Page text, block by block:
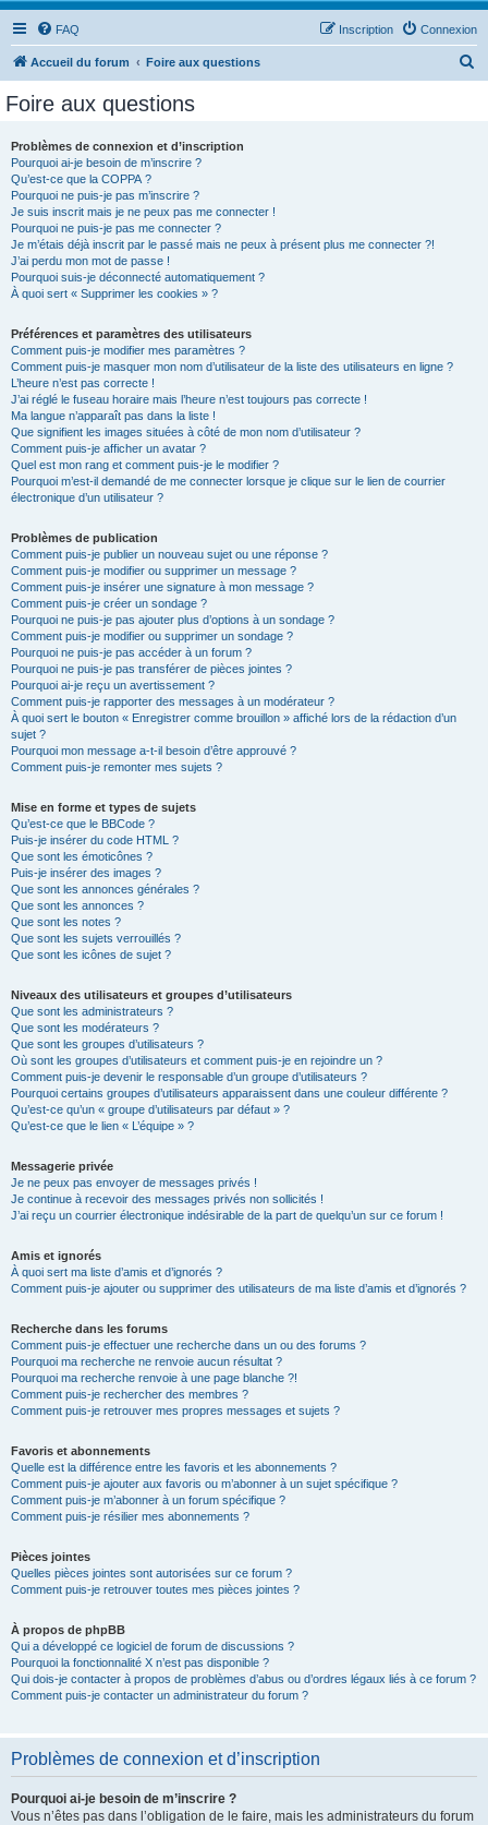
FAQ Connexion
Inscription
Accueil du forum Foire aux questions
Foire aux questions
Problèmes de connexion et d’inscription
Pourquoi ai-je besoin de m’inscrire ?
Qu’est-ce que la COPPA ?
Pourquoi ne puis-je pas m’inscrire ?
Je suis inscrit mais je ne peux pas me connecter !
Pourquoi ne puis-je pas me connecter ?
Je m’étais déjà inscrit par le passé mais ne peux à présent plus me connecter ?!
J’ai perdu mon mot de passe !
Pourquoi suis-je déconnecté automatiquement ?
À quoi sert « Supprimer les cookies » ?
Préférences et paramètres des utilisateurs
Comment puis-je modifier mes paramètres ?
Comment puis-je masquer mon nom d’utilisateur de la liste des utilisateurs en ligne ?
L’heure n’est pas correcte !
J’ai réglé le fuseau horaire mais l’heure n’est toujours pas correcte !
Ma langue n’apparaît pas dans la liste !
Que signifient les images situées à côté de mon nom d’utilisateur ?
Comment puis-je afficher un avatar ?
Quel est mon rang et comment puis-je le modifier ?
Pourquoi m’est-il demandé de me connecter lorsque je clique sur le lien de courrier
électronique d’un utilisateur ?
Problèmes de publication
Comment puis-je publier un nouveau sujet ou une réponse ?
Comment puis-je modifier ou supprimer un message ?
Comment puis-je insérer une signature à mon message ?
Comment puis-je créer un sondage ?
Pourquoi ne puis-je pas ajouter plus d’options à un sondage ?
Comment puis-je modifier ou supprimer un sondage ?
Pourquoi ne puis-je pas accéder à un forum ?
Pourquoi ne puis-je pas transférer de pièces jointes ?
Pourquoi ai-je reçu un avertissement ?
Comment puis-je rapporter des messages à un modérateur ?
À quoi sert le bouton « Enregistrer comme brouillon » affiché lors de la rédaction d’un
sujet ?
Pourquoi mon message a-t-il besoin d’être approuvé ?
Comment puis-je remonter mes sujets ?
Mise en forme et types de sujets
Qu’est-ce que le BBCode ?
Puis-je insérer du code HTML ?
Que sont les émoticônes ?
Puis-je insérer des images ?
Que sont les annonces générales ?
Que sont les annonces ?
Que sont les notes ?
Que sont les sujets verrouillés ?
Que sont les icônes de sujet ?
Niveaux des utilisateurs et groupes d’utilisateurs
Que sont les administrateurs ?
Que sont les modérateurs ?
Que sont les groupes d’utilisateurs ?
Où sont les groupes d’utilisateurs et comment puis-je en rejoindre un ?
Comment puis-je devenir le responsable d’un groupe d’utilisateurs ?
Pourquoi certains groupes d’utilisateurs apparaissent dans une couleur différente ?
Qu’est-ce qu’un « groupe d’utilisateurs par défaut » ?
Qu’est-ce que le lien « L’équipe » ?
Messagerie privée
Je ne peux pas envoyer de messages privés !
Je continue à recevoir des messages privés non sollicités !
J’ai reçu un courrier électronique indésirable de la part de quelqu’un sur ce forum !
Amis et ignorés
À quoi sert ma liste d’amis et d’ignorés ?
Comment puis-je ajouter ou supprimer des utilisateurs de ma liste d’amis et d’ignorés ?
Recherche dans les forums
Comment puis-je effectuer une recherche dans un ou des forums ?
Pourquoi ma recherche ne renvoie aucun résultat ?
Pourquoi ma recherche renvoie à une page blanche ?!
Comment puis-je rechercher des membres ?
Comment puis-je retrouver mes propres messages et sujets ?
Favoris et abonnements
Quelle est la différence entre les favoris et les abonnements ?
Comment puis-je ajouter aux favoris ou m’abonner à un sujet spécifique ?
Comment puis-je m’abonner à un forum spécifique ?
Comment puis-je résilier mes abonnements ?
Pièces jointes
Quelles pièces jointes sont autorisées sur ce forum ?
Comment puis-je retrouver toutes mes pièces jointes ?
À propos de phpBB
Qui a développé ce logiciel de forum de discussions ?
Pourquoi la fonctionnalité X n’est pas disponible ?
Qui dois-je contacter à propos de problèmes d’abus ou d’ordres légaux liés à ce forum ?
Comment puis-je contacter un administrateur du forum ?
Problèmes de connexion et d’inscription
Pourquoi ai-je besoin de m’inscrire ?
Vous n’êtes pas dans l’obligation de le faire, mais les administrateurs du forum